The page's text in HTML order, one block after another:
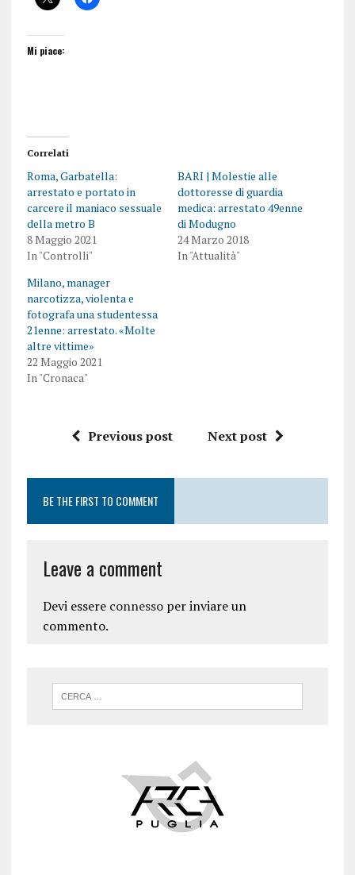
Mi piace:
Correlati
Roma, Garbatella:
arrestato e portato in
carcere il maniaco sessuale
della metro B
8 Maggio 2021
In "Controlli"
BARI | Molestie alle
dottoresse di guardia
medica: arrestato 49enne
di Modugno
24 Marzo 2018
In "Attualità"
Milano, manager
narcotizza, violenta e
fotografa una studentessa
21enne: arrestato. «Molte
altre vittime»
22 Maggio 2021
In "Cronaca"
Previous post Next post
BE THE FIRST TO COMMENT
Leave a comment
Devi essere connessoper inviare un
commento.